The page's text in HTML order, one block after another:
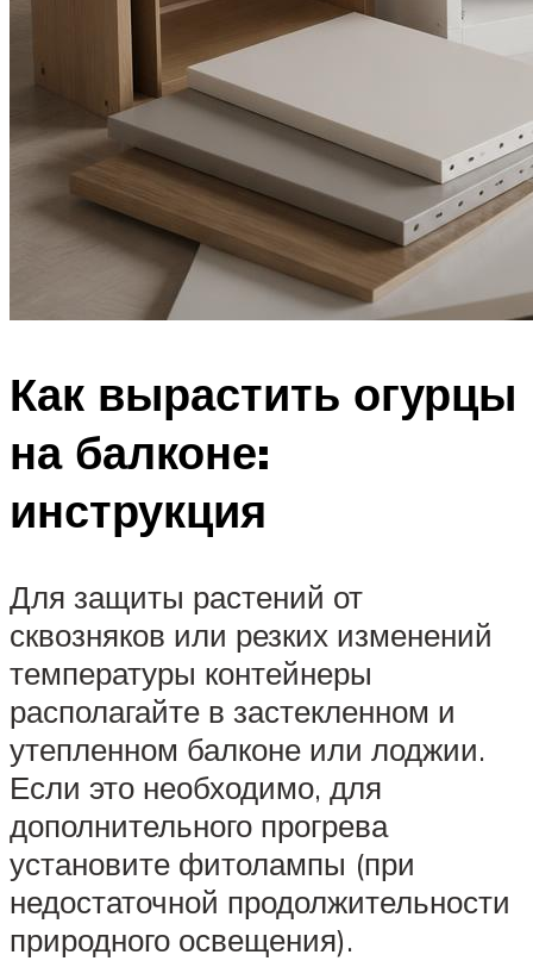
Как вырастить огурцы
на балконе:
инструкция
Для защиты растений от
сквозняков или резких изменений
температуры контейнеры
располагайте в застекленном и
утепленном балконе или лоджии.
Если это необходимо, для
дополнительного прогрева
установите фитолампы (при
недостаточной продолжительности
природного освещения).